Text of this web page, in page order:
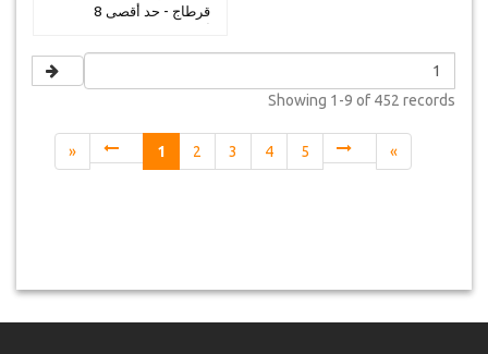
قرطاج - حد أقصى 8
Showing 1-9 of 452 records
« 1 2 3 4 5 »